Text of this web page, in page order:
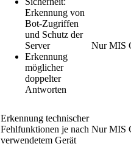
Erkennung von
Bot-Zugriffen
und Schutz der
Server
Erkennung
möglicher
doppelter
Antworten
Nur MIS
Erkennung technischer
Fehlfunktionen je nach
verwendetem Gerät
Nur MIS